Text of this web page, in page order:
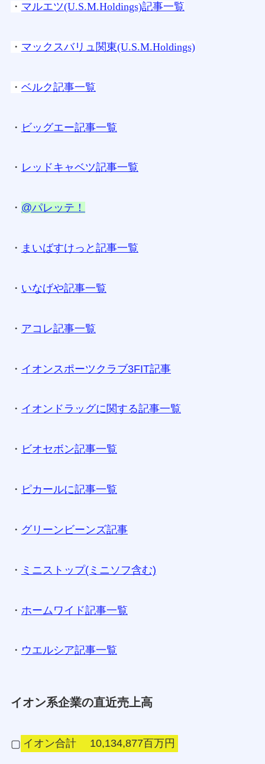
・ マルエツ(U.S.M.Holdings)記事一覧
・ マックスバリュ関東(U.S.M.Holdings)
・ ベルク記事一覧
・ ビッグエー記事一覧
・ レッドキャベツ記事一覧
・ @パレッテ！
・ まいばすけっと記事一覧
・ いなげや記事一覧
・ アコレ記事一覧
・ イオンスポーツクラブ3FIT記事
・ イオンドラッグに関する記事一覧
・ ビオセボン記事一覧
・ ピカールに記事一覧
・ グリーンビーンズ記事
・ ミニストップ(ミニソフ含む)
・ ホームワイド記事一覧
・ ウエルシア記事一覧
イオン系企業の直近売上高
▢ イオン合計 10,134,877百万円